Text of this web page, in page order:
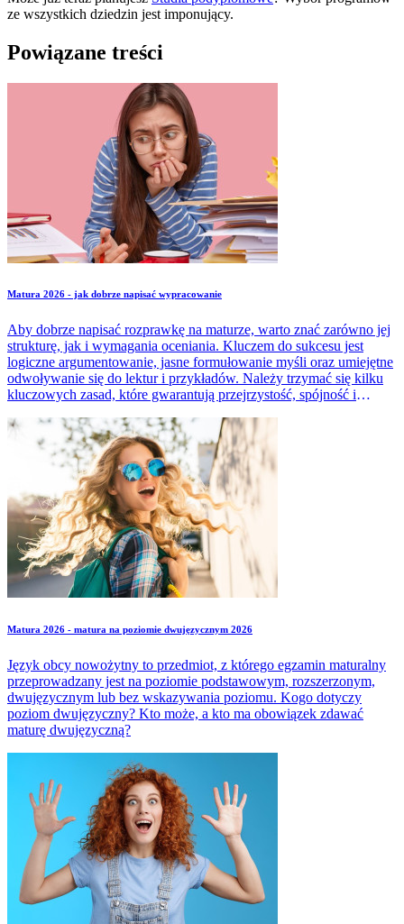
ze wszystkich dziedzin jest imponujący.
Powiązane treści
Matura 2026 - jak dobrze napisać wypracowanie
Aby dobrze napisać rozprawkę na maturze, warto znać zarówno jej
strukturę, jak i wymagania oceniania. Kluczem do sukcesu jest
logiczne argumentowanie, jasne formułowanie myśli oraz umiejętne
odwoływanie się do lektur i przykładów. Należy trzymać się kilku
kluczowych zasad, które gwarantują przejrzystość, spójność i
powinna zawierać praca, do czego powinna się odwoływać, jaka
ma być jej minimalna długość.
Matura 2026 - matura na poziomie dwujęzycznym 2026
Język obcy nowożytny to przedmiot, z którego egzamin maturalny
przeprowadzany jest na poziomie podstawowym, rozszerzonym,
dwujęzycznym lub bez wskazywania poziomu. Kogo dotyczy
poziom dwujęzyczny? Kto może, a kto ma obowiązek zdawać
maturę dwujęzyczną?